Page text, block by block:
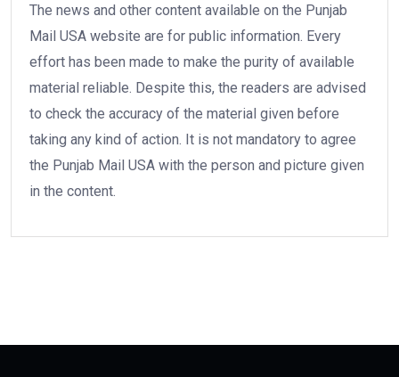
The news and other content available on the Punjab
Mail USA website are for public information. Every
effort has been made to make the purity of available
material reliable. Despite this, the readers are advised
to check the accuracy of the material given before
taking any kind of action. It is not mandatory to agree
the Punjab Mail USA with the person and picture given
in the content.